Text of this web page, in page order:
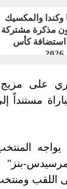
وكندا والمكسيك
مذكرة مشتركة
كأس
على
يواجه
بنز"
اللقب